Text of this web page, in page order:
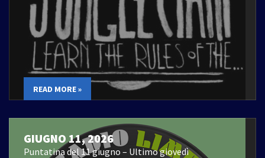
READ MORE »
GIUGNO 11, 2026
Puntatina del 11 giugno – Ultimo giovedì